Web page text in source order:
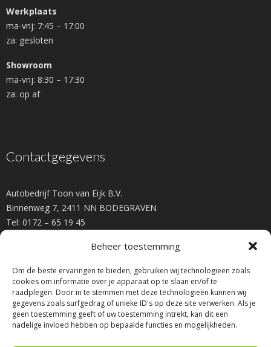
Beheer toestemming
Om de beste ervaringen te bieden, gebruiken wij technologieën zoals
cookies om informatie over je apparaat op te slaan en/of te
raadplegen. Door in te stemmen met deze technologieën kunnen wij
gegevens zoals surfgedrag of unieke ID's op deze site verwerken. Als je
geen toestemming geeft of uw toestemming intrekt, kan dit een
nadelige invloed hebben op bepaalde functies en mogelijkheden.
Werkplaats
ma-vrij: 7:45 – 17:00
za: gesloten
Showroom
ma-vrij: 8:30 – 17:30
za: op af
Contactgegevens
Autobedrijf Toon van Eijk B.V.
Binnenweg 7, 2411 NN BODEGRAVEN
Tel: 0172 – 65 19 45